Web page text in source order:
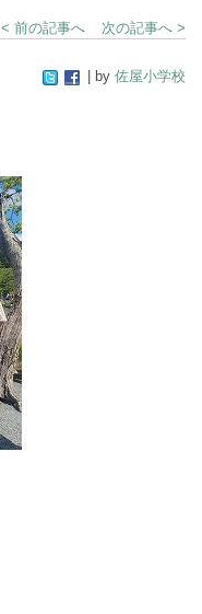
< 前の記事へ 次の記事へ >
| by 佐屋小学校